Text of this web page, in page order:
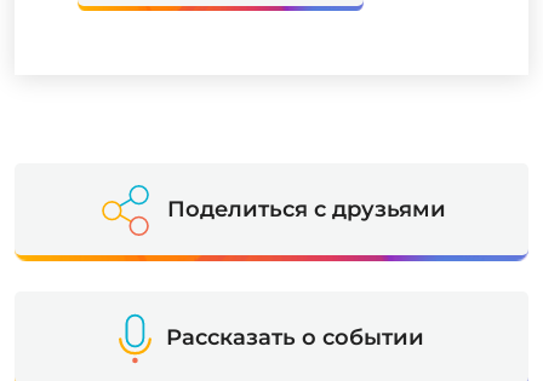
Поделиться с друзьями
Рассказать о событии